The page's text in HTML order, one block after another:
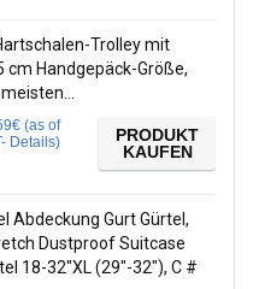
Trolley mit
cm Handgepäck-Größe,
€ (as of
Details)
PRODUKT
KAUFEN
Abdeckung Gurt Gürtel,
Dustproof Suitcase
18-32″XL (29″-32″), C #